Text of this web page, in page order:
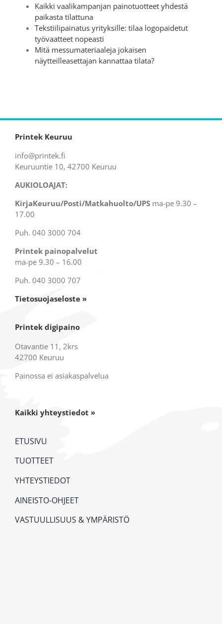
Kaikki vaalikampanjan painotuotteet yhdestä
paikasta tilattuna
Tekstiilipainatus yrityksille: tilaa logopaidetut
työvaatteet nopeasti
Mitä messumateriaaleja jokaisen
näytteilleasettajan kannattaa tilata?
Printek Keuruu
info@printek.fi
Keuruuntie 10, 42700 Keuruu
AUKIOLOAJAT:
KirjaKeuruu/Posti/Matkahuolto/UPSma-pe 9.30 –
17.00
Puh. 040 3000 704
Printek painopalvelut
ma-pe 9.30 – 16.00
Puh. 040 3000 707
Tietosuojaseloste »
Printek digipaino
Otavantie 11, 2krs
42700 Keuruu
Painossa ei asiakaspalvelua
Kaikki yhteystiedot »
ETUSIVU
TUOTTEET
YHTEYSTIEDOT
AINEISTO-OHJEET
VASTUULLISUUS & YMPÄRISTÖ